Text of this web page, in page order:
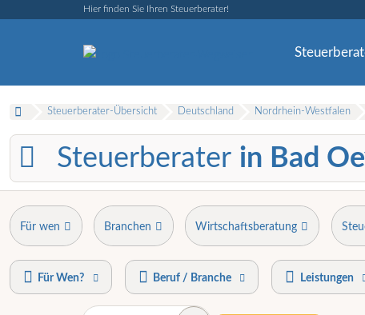
Hier finden Sie Ihren Steuerberater!
Steuerberater-Übersicht Deutschland Nordrhein-Westfalen
Steuerberater in Bad
Für wen Branchen Wirtschaftsberatung
Für Wen? Beruf / Branche Leistungen